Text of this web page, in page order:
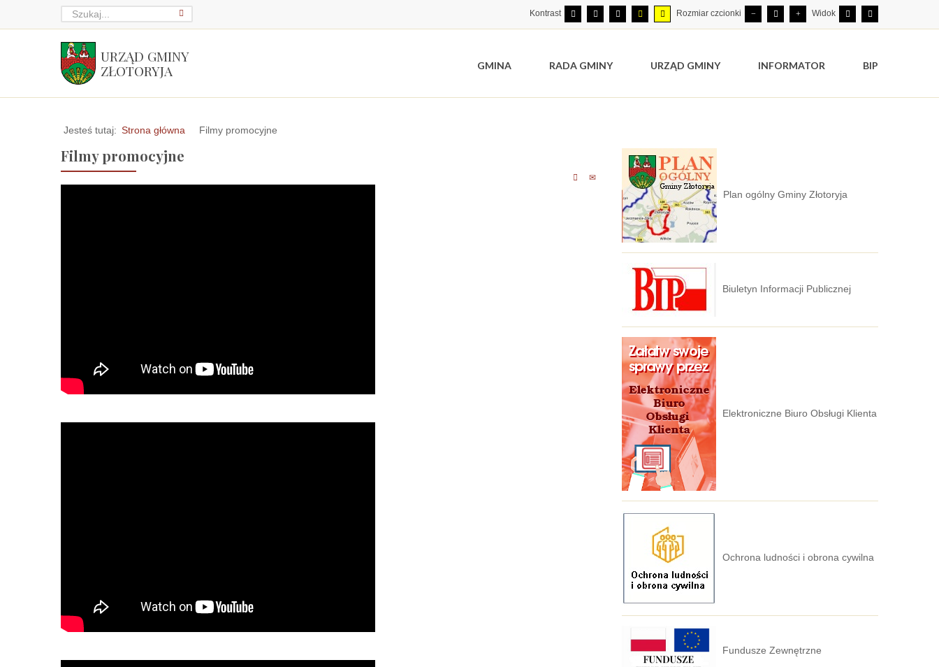
Kontrast Rozmiar czcionki Widok
URZĄD GMINY
ZŁOTORYJA
GMINA RADA GMINY URZĄD GMINY INFORMATOR BIP
Jesteś tutaj: Strona główna Filmy promocyjne
Filmy promocyjne
Plan ogólny Gminy Złotoryja
Biuletyn Informacji Publicznej
Elektroniczne Biuro Obsługi Klienta
Ochrona ludności i obrona cywilna
Fundusze Zewnętrzne